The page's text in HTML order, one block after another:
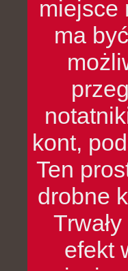
miejsce
ma
kont,
Ten
drobne
efekt